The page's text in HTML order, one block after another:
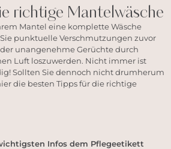
richtige Mantelwäsche
Mantel eine komplette Wäsche
punktuelle Verschmutzungen zuvor
unangenehme Gerüchte durch
Luft loszuwerden. Nicht immer ist
Sollten Sie dennoch nicht drumherum
die besten Tipps für die richtige
Infos dem Pflegeetikett